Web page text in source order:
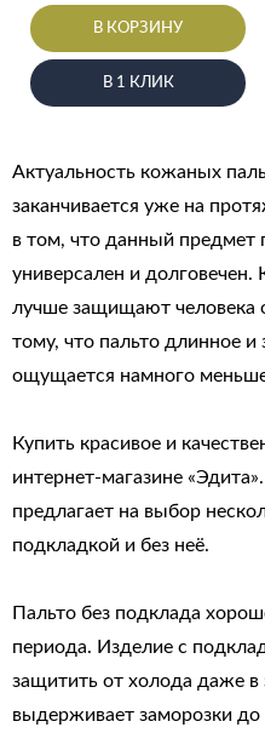
В КОРЗИНУ
В 1 КЛИК
Актуальность кожаных
заканчивается уже на
в том, что данный предмет
универсален и
лучше защищают человека
тому, что пальто длинное
ощущается намного
Купить красивое и
интернет-магазине
предлагает на выбор
подкладкой и без неё.
Пальто без подклада
периода. Изделие с
защитить от холода даже
выдерживает заморозки до